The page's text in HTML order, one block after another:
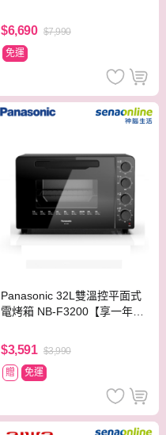
$6,690 $7,990
免運
Panasonic 32L雙溫控平面式
電烤箱 NB-F3200【享一年保
$3,591 $3,990
贈
免運